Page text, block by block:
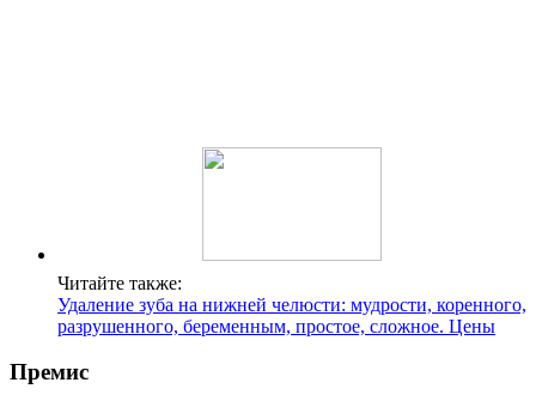
Читайте также:
Удаление зуба на нижней челюсти: мудрости, коренного,
разрушенного, беременным, простое, сложное. Цены
Премис